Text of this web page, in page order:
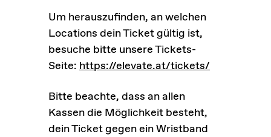
Um herauszufinden, an welchen
Locations dein Ticket gültig ist,
besuche bitte unsere Tickets-
Seite: https://elevate.at/tickets/
Bitte beachte, dass an allen
Kassen die Möglichkeit besteht,
dein Ticket gegen ein Wristband